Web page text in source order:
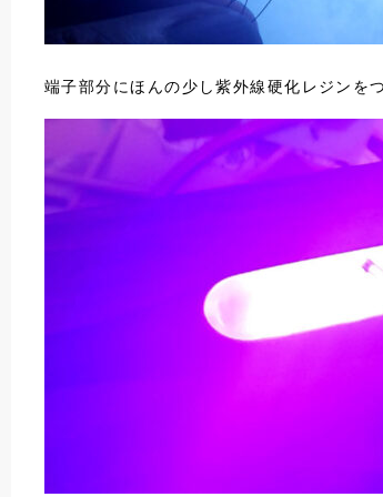
端子部分にほんの少し紫外線硬化レジンを